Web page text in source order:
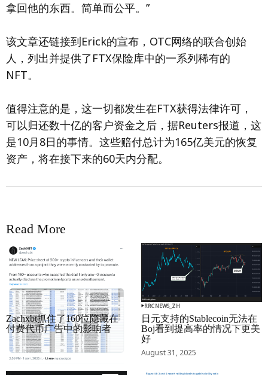
拿回他的东西。简单而公平。”
该文章还链接到Erick的宣布，OTC网络的联合创始
人，列出并提供了FTX保险库中的一系列稀有的
NFT。
值得注意的是，这一切都发生在FTX获得法律许可，
可以归还数十亿的客户资金之后，据Reuters报道，这
是10月8日的事情。这些赔付总计为165亿美元的恢复
资产，将在接下来的60天内分配。
Read More
RRCNEWS_ZH
Zachxbt抓住了160位隐藏在
付费代币广告中的影响者
September 01, 2025
RRCNEWS_ZH
日元支持的Stablecoin无法在
Boj看到提高率的情况下更美
好
August 31, 2025